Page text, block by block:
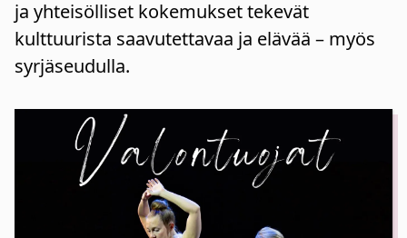
ja yhteisölliset kokemukset tekevät
kulttuurista saavutettavaa ja elävää – myös
syrjäseudulla.